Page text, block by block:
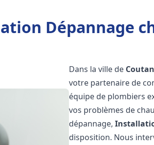
Dépannage
Dans la ville de
votre partenaire de
équipe de plombiers
vos problèmes de
dépannage,
disposition. Nous